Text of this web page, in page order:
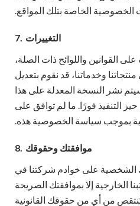
الخاصة بتلك المواقع.
7. التغييرات
القوانين واللوائح ذات الصلة،
وخدماتنا، قد نقوم بتعديل
نشر النسخة المعدلة على هذا
التنفيذ فورًا. ما لم توافق على
بموجب سياسة الخصوصية هذه.
8. موافقتك وحقوقك
الشخصية على خوادم شركتنا في
الخارجية إلا بموافقتك الصريحة
يُنتقص من أي من حقوقك القانونية